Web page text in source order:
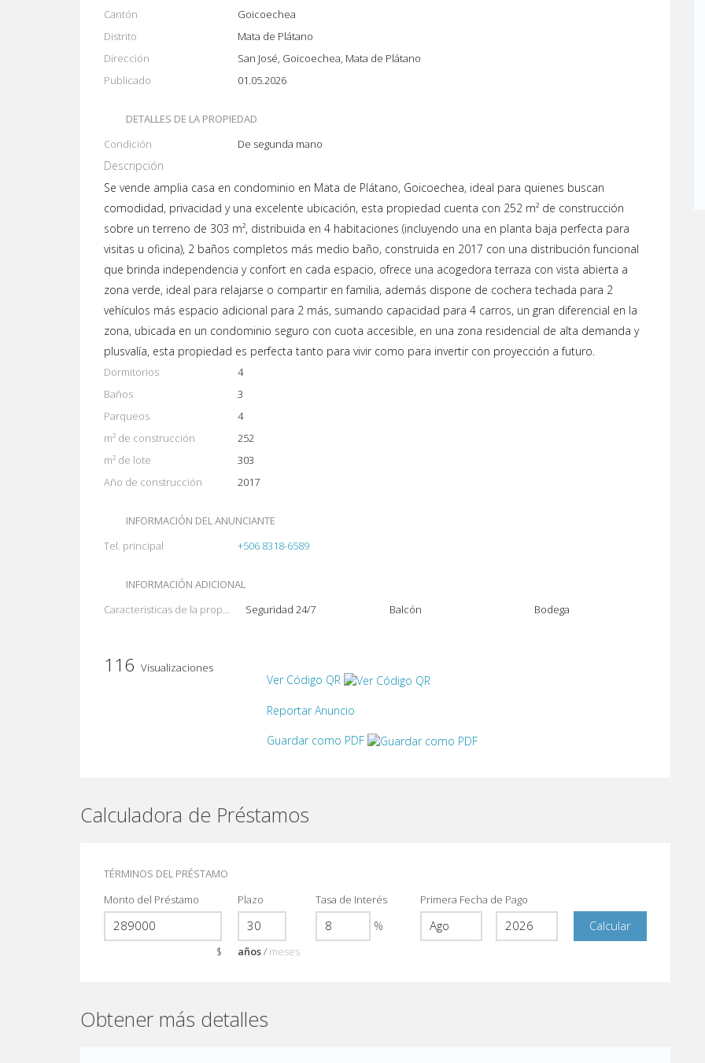
Cantón
Goicoechea
Distrito
Mata de Plátano
Dirección
San José, Goicoechea, Mata de Plátano
Publicado
01.05.2026
DETALLES DE LA PROPIEDAD
Condición
De segunda mano
Descripción
Se vende amplia casa en condominio en Mata de Plátano, Goicoechea, ideal para quienes buscan
comodidad, privacidad y una excelente ubicación, esta propiedad cuenta con 252 m² de construcción
sobre un terreno de 303 m², distribuida en 4 habitaciones (incluyendo una en planta baja perfecta para
visitas u oficina), 2 baños completos más medio baño, construida en 2017 con una distribución funcional
que brinda independencia y confort en cada espacio, ofrece una acogedora terraza con vista abierta a
zona verde, ideal para relajarse o compartir en familia, además dispone de cochera techada para 2
vehículos más espacio adicional para 2 más, sumando capacidad para 4 carros, un gran diferencial en la
zona, ubicada en un condominio seguro con cuota accesible, en una zona residencial de alta demanda y
plusvalía, esta propiedad es perfecta tanto para vivir como para invertir con proyección a futuro.
Dormitorios
4
Baños
3
Parqueos
4
m² de construcción
252
m² de lote
303
Año de construcción
2017
INFORMACIÓN DEL ANUNCIANTE
Tel. principal
+506 8318-6589
INFORMACIÓN ADICIONAL
Caracteristicas de la propiedad
Seguridad 24/7 Balcón Bodega
Ver Código QR
Reportar Anuncio
Guardar como PDF
116 Visualizaciones
Calculadora de Préstamos
TÉRMINOS DEL PRÉSTAMO
Monto del Préstamo
$
Plazo
años/ meses
Tasa de Interés
%
Primera Fecha de Pago
Obtener más detalles